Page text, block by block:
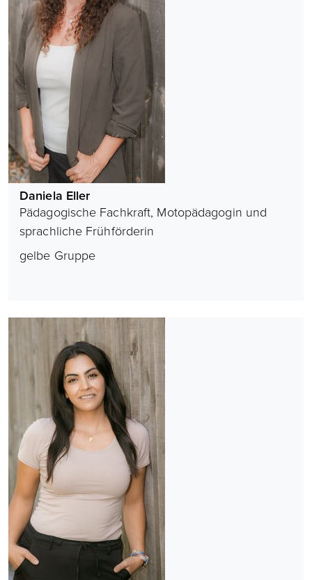
Daniela Eller
Pädagogische Fachkraft, Motopädagogin und
sprachliche Frühförderin
gelbe Gruppe